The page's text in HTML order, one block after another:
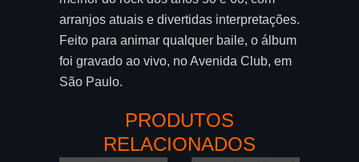
arranjos atuais e divertidas interpretações.
Feito para animar qualquer baile, o álbum
foi gravado ao vivo, no Avenida Club, em
São Paulo.
PRODUTOS
RELACIONADOS